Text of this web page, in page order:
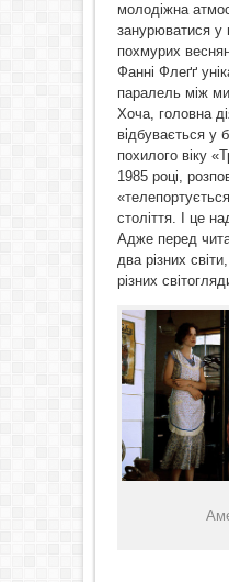
молодіжна
занурюватися у
похмурих
Фанні Флеґґ
паралель між
Хоча, головна
відбувається у
похилого віку
1985 році,
століття. І це
Адже перед
два різних
різних